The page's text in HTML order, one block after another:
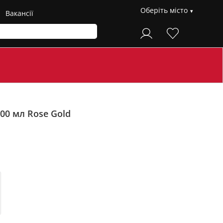
Вакансії Оберіть місто
мл Rose Gold